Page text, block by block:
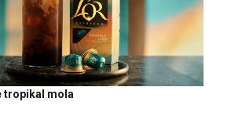
tropikal mola